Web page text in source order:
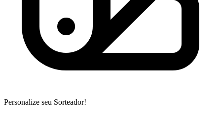
Personalize seu Sorteador!